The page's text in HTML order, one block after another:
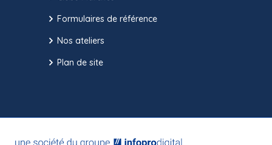
Formulaires de référence
Nos ateliers
Plan de site